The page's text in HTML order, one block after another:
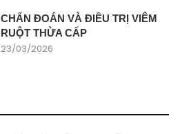
CHẨN ĐOÁN VÀ ĐIỀU TRỊ VIÊM
RUỘT THỪA CẤP
23/03/2026